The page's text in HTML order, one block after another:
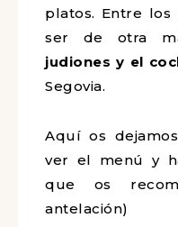
platos. Entre
ser de otra
judiones y el
Segovia.
Aquí os
ver el menú y
que os
antelación)